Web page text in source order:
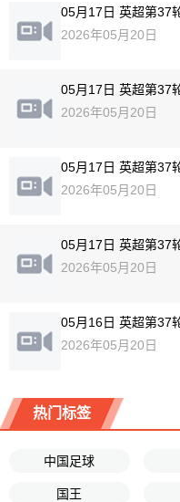
05月17日 英超第37
2026年05月20日
05月17日 英超第37
2026年05月20日
05月17日 英超第37
2026年05月20日
05月17日 英超第37
2026年05月20日
05月16日 英超第37
2026年05月20日
热门标签
中国足球
国王